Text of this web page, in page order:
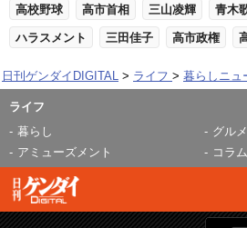
高校野球 高市首相 三山凌輝 青木
ハラスメント 三田佳子 高市政権
日刊ゲンダイDIGITAL ライフ 暮らしニュ
ライフ
暮らし
グルメ
アミューズメント
コラム